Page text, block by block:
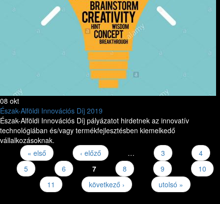
08 okt
Észak-Alföldi Innovációs Díj 2019
Észak-Alföldi Innovációs Díj pályázatot hirdetnek az innovatív
technológiában és/vagy termékfejlesztésben kiemelkedő
vállalkozásoknak.
Oldalak
« első ‹ előző … 3
4
5
6 7 8 9
10
11
következő › utolsó »